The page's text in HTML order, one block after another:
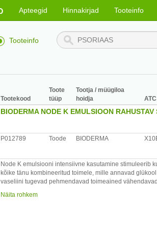
Apteegid Hinnakirjad Tooteinfo
Tooteinfo
Tootekood
Toote
tüüp
Tootja / müügiloa
hoidja
ATC
BIODERMA NODE K EMULSIOON
P012789 Toode BIODERMA
Node K emulsiooni intensiivne kasutamine stimuleerib
kõike tänu kombineeritud toimele, mille annavad
vaseliini tugevad pehmendavad toimeained
Lihtne ja mugav kasutada, emulsiooni kreemjas
Näita rohkem